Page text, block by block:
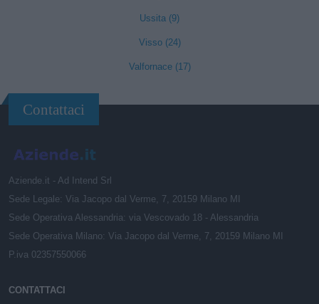
Ussita (9)
Visso (24)
Valfornace (17)
Contattaci
Aziende.it - Ad Intend Srl
Sede Legale: Via Jacopo dal Verme, 7, 20159 Milano MI
Sede Operativa Alessandria: via Vescovado 18 - Alessandria
Sede Operativa Milano: Via Jacopo dal Verme, 7, 20159 Milano MI
P.iva 02357550066
CONTATTACI